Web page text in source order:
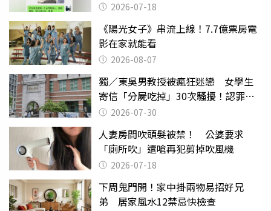
2026-07-18
《陽光女子》串流上線！7.7億票房電
影在家就能看
2026-08-07
獨／東吳男教授被瘋狂迷戀 女學生
寄信「分屍吃掉」30次騷擾！認罪免
關 2026-07-30
人妻房間吹頭髮被禁！ 公婆要求
「廁所吹」還嗆再犯剪掉吹風機
2026-07-18
下周鬼門開！家中掛兩物易招好兄
弟 居家風水12禁忌快檢查